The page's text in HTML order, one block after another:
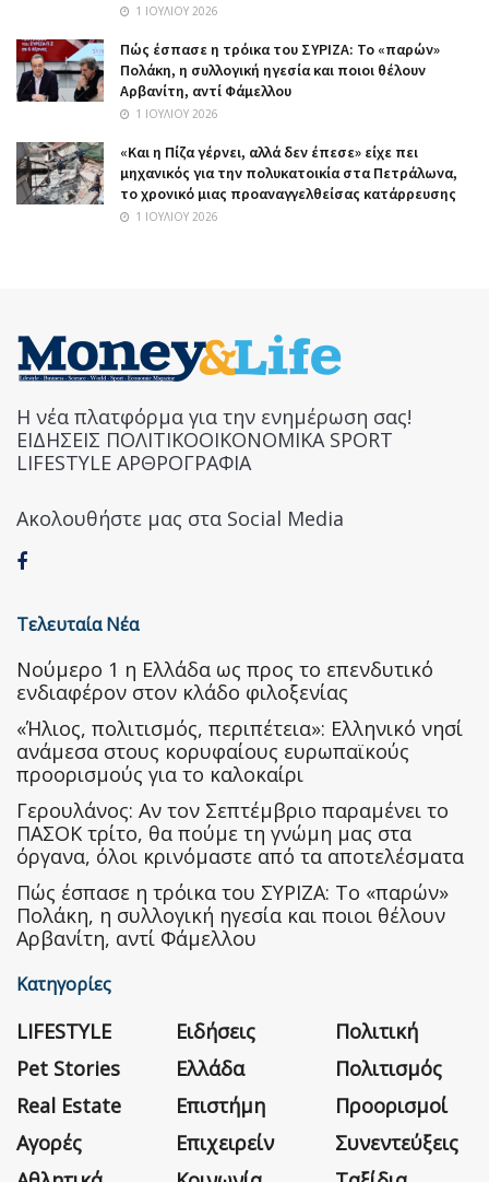
1 ΙΟΥΛΊΟΥ 2026
Πώς έσπασε η τρόικα του ΣΥΡΙΖΑ: Το «παρών»
Πολάκη, η συλλογική ηγεσία και ποιοι θέλουν
Αρβανίτη, αντί Φάμελλου
1 ΙΟΥΛΊΟΥ 2026
«Και η Πίζα γέρνει, αλλά δεν έπεσε» είχε πει
μηχανικός για την πολυκατοικία στα Πετράλωνα,
το χρονικό μιας προαναγγελθείσας κατάρρευσης
1 ΙΟΥΛΊΟΥ 2026
Η νέα πλατφόρμα για την ενημέρωση σας!
ΕΙΔΗΣΕΙΣ ΠΟΛΙΤΙΚΟΟΙΚΟΝΟΜΙΚΑ SPORT
LIFESTYLE ΑΡΘΡΟΓΡΑΦΙΑ
Ακολουθήστε μας στα Social Media
Τελευταία Νέα
Nούμερο 1 η Ελλάδα ως προς το επενδυτικό
ενδιαφέρον στον κλάδο φιλοξενίας
«Ήλιος, πολιτισμός, περιπέτεια»: Ελληνικό νησί
ανάμεσα στους κορυφαίους ευρωπαϊκούς
προορισμούς για το καλοκαίρι
Γερουλάνος: Αν τον Σεπτέμβριο παραμένει το
ΠΑΣΟΚ τρίτο, θα πούμε τη γνώμη μας στα
όργανα, όλοι κρινόμαστε από τα αποτελέσματα
Πώς έσπασε η τρόικα του ΣΥΡΙΖΑ: Το «παρών»
Πολάκη, η συλλογική ηγεσία και ποιοι θέλουν
Αρβανίτη, αντί Φάμελλου
Κατηγορίες
LIFESTYLE
Pet Stories
Real Estate
Αγορές
Ειδήσεις
Ελλάδα
Επιστήμη
Επιχειρείν
Πολιτική
Πολιτισμός
Προορισμοί
Συνεντεύξεις